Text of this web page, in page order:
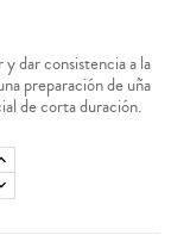
dar consistencia a la
preparación de uña
de corta duración.